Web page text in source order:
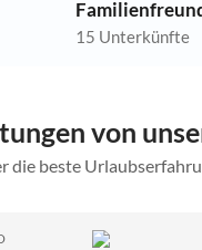
15 Unterkünfte
von
die beste